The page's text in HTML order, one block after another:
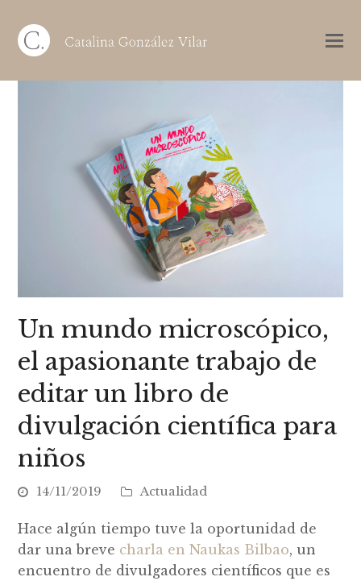
Un mundo microscópico,
el apasionante trabajo de
editar un libro de
divulgación científica para
niños
14/11/2019 Actualidad
Hace algún tiempo tuve la oportunidad de
dar una breve charla en Naukas Bilbao, un
encuentro de divulgadores científicos que es